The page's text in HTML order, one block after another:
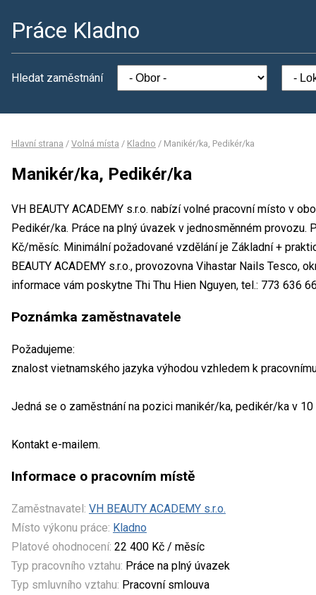
Práce Kladno
Hledat zaměstnání
Hlavní strana / Volná místa / Kladno / Manikér/ka, Pedikér/ka
Manikér/ka, Pedikér/ka
VH BEAUTY ACADEMY s.r.o. nabízí volné pracovní místo v
Pedikér/ka. Práce na plný úvazek v jednosměnném provozu.
Kč/měsíc. Minimální požadované vzdělání je Základní +
BEAUTY ACADEMY s.r.o., provozovna Vihastar Nails Tesco,
informace vám poskytne Thi Thu Hien Nguyen, tel.: 773 636
Poznámka zaměstnavatele
Požadujeme:
znalost vietnamského jazyka výhodou vzhledem k
Jedná se o zaměstnání na pozici manikér/ka, pedikér/ka v
Kontakt e-mailem.
Informace o pracovním místě
Zaměstnavatel: VH BEAUTY ACADEMY s.r.o.
Místo výkonu práce: Kladno
Platové ohodnocení: 22 400 Kč / měsíc
Typ pracovního vztahu: Práce na plný úvazek
Typ smluvního vztahu: Pracovní smlouva